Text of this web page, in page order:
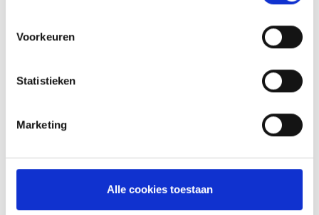
Voorkeuren
Statistieken
Marketing
Alle cookies toestaan